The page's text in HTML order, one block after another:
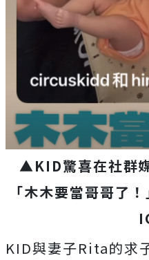
▲KID驚喜在社群
「木木要當哥哥了
KID與妻子Rita的求